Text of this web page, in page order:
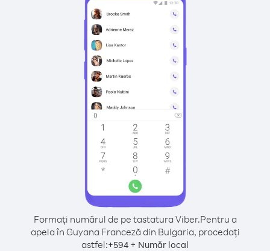
Formați numărul de pe tastatura Viber.Pentru a
apela în Guyana Franceză din Bulgaria, procedați
astfel:+594 + Număr local